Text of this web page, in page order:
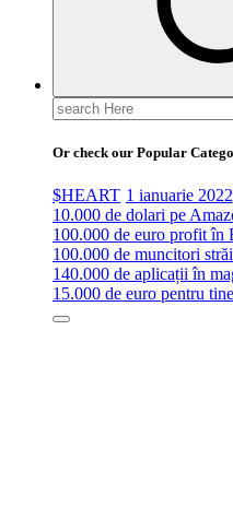
Search
for:
Or check our Popular
$HEART 1 ianuarie 2022
10.000 de dolari pe
100.000 de euro profit în
100.000 de muncitori
140.000 de aplicații în
15.000 de euro pentru